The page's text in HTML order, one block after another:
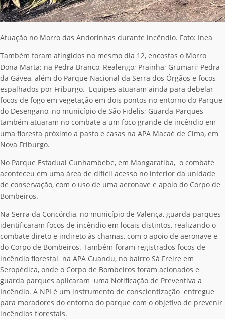
Atuação no Morro das Andorinhas durante incêndio. Foto: Inea
Também foram atingidos no mesmo dia 12, encostas o Morro
Dona Marta; na Pedra Branco, Realengo; Prainha; Grumari; Pedra
da Gávea, além do Parque Nacional da Serra dos Órgãos e focos
espalhados por Friburgo. Equipes atuaram ainda para debelar
focos de fogo em vegetação em dois pontos no entorno do Parque
do Desengano, no município de São Fidelis; Guarda-Parques
também atuaram no combate a um foco grande de incêndio em
uma floresta próximo a pasto e casas na APA Macaé de Cima, em
Nova Friburgo.
No Parque Estadual Cunhambebe, em Mangaratiba, o combate
aconteceu em uma área de difícil acesso no interior da unidade
de conservação, com o uso de uma aeronave e apoio do Corpo de
Bombeiros.
Na Serra da Concórdia, no município de Valença, guarda-parques
identificaram focos de incêndio em locais distintos, realizando o
combate direto e indireto às chamas, com o apoio de aeronave e
do Corpo de Bombeiros. Também foram registrados focos de
incêndio florestal na APA Guandu, no bairro Sá Freire em
Seropédica, onde o Corpo de Bombeiros foram acionados e
guarda parques aplicaram uma Notificação de Preventiva a
Incêndio. A NPI é um instrumento de conscientização entregue
para moradores do entorno do parque com o objetivo de prevenir
incêndios florestais.